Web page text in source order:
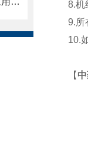
8.机
9.所
10.
【